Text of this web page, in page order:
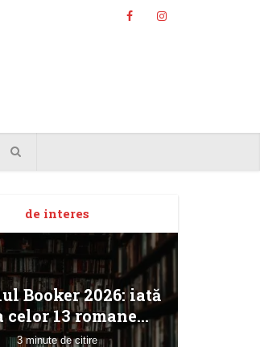
de interes
Booker 2026: iată
13 romane...
3 minute de citire